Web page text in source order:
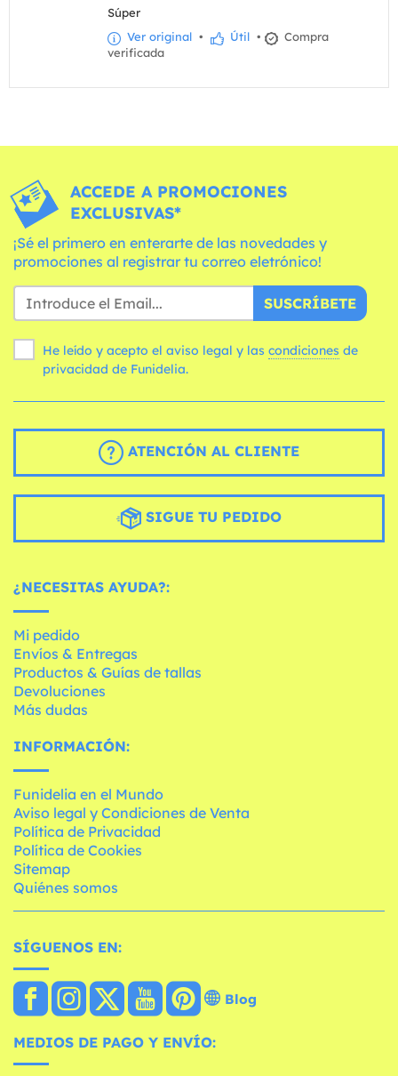
Súper
Ver original • Útil •
Compra
verificada
ACCEDE A PROMOCIONES
EXCLUSIVAS*
¡Sé el primero en enterarte de las novedades y
promociones al registrar tu correo eletrónico!
SUSCRÍBETE
He leído y acepto el aviso legal y las condiciones
privacidad de Funidelia.
ATENCIÓN AL CLIENTE
SIGUE TU PEDIDO
¿NECESITAS AYUDA?:
Mi pedido
Envíos & Entregas
Productos & Guías de tallas
Devoluciones
Más dudas
INFORMACIÓN:
Funidelia en el Mundo
Aviso legal y Condiciones de Venta
Política de Privacidad
Política de Cookies
Sitemap
Quiénes somos
SÍGUENOS EN:
Blog
MEDIOS DE PAGO Y ENVÍO: